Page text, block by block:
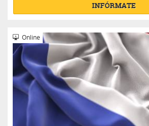
INFÓRMATE
Online